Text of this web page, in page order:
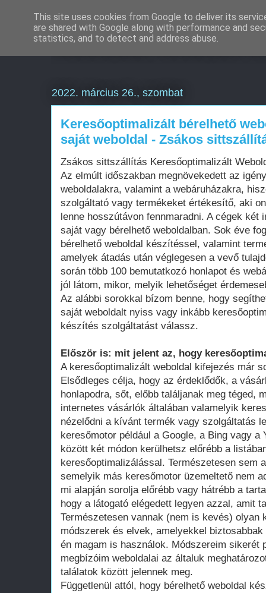
Weboldal készítés
2022. március 26., szombat
Keresőoptimalizált bérelhető
saját weboldal - Zsákos
Zsákos sittszállítás Keresőoptimalizált
Az elmúlt időszakban megnövekedett az
weboldalakra, valamint a webáruházakra,
szolgáltató vagy termékeket értékesítő, aki
lenne hosszútávon fennmaradni. A cégek két
saját vagy bérelhető weboldalban. Sok éve
bérelhető weboldal készítéssel, valamint
amelyek átadás után véglegesen a vevő
során több 100 bemutatkozó honlapot és
jól látom, mikor, melyik lehetőséget
Az alábbi sorokkal bízom benne, hogy
saját weboldalt nyiss vagy inkább
készítés szolgáltatást válassz.
Először is: mit jelent az, hogy
A keresőoptimalizált weboldal kifejezés már
Elsődleges célja, hogy az érdeklődők, a
honlapodra, sőt, előbb találjanak meg téged,
internetes vásárlók általában valamelyik
nézelődni a kívánt termék vagy szolgáltatás
keresőmotor például a Google, a Bing vagy a
között két módon kerülhetsz előrébb a
keresőoptimalizálással. Természetesen sem
semelyik más keresőmotor üzemeltető nem
mi alapján sorolja előrébb vagy hátrébb a
hogy a látogató elégedett legyen azzal, amit
Természetesen vannak (nem is kevés) olyan
módszerek és elvek, amelyekkel
én magam is használok. Módszereim sikerét
megbízóim weboldalai az általuk
találatok között jelennek meg.
Függetlenül attól, hogy bérelhető weboldal
This site uses cookies from Google to deliver its
are shared with Google along with performance and
statistics, and to detect and address abuse.